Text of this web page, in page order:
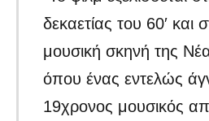
δεκαετίας του 60′ και
μουσική σκηνή της
όπου ένας εντελώς
19χρονος μουσικός